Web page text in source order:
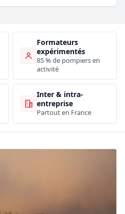
Formateurs
expérimentés
85 % de pompiers en
activité
Inter & intra-
entreprise
Partout en France